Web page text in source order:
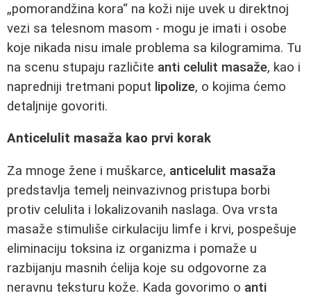
„pomorandžina kora“ na koži nije uvek u direktnoj
vezi sa telesnom masom - mogu je imati i osobe
koje nikada nisu imale problema sa kilogramima. Tu
na scenu stupaju različite anti celulit masaže, kao i
napredniji tretmani poput lipolize, o kojima ćemo
detaljnije govoriti.
Anticelulit masaža kao prvi korak
Za mnoge žene i muškarce, anticelulit masaža
predstavlja temelj neinvazivnog pristupa borbi
protiv celulita i lokalizovanih naslaga. Ova vrsta
masaže stimuliše cirkulaciju limfe i krvi, pospešuje
eliminaciju toksina iz organizma i pomaže u
razbijanju masnih ćelija koje su odgovorne za
neravnu teksturu kože. Kada govorimo o anti